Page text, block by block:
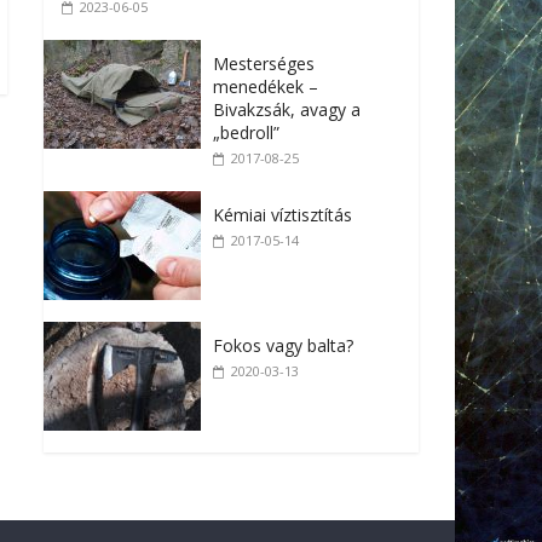
2023-06-05
Mesterséges
menedékek –
Bivakzsák, avagy a
„bedroll”
2017-08-25
Kémiai víztisztítás
2017-05-14
Fokos vagy balta?
2020-03-13